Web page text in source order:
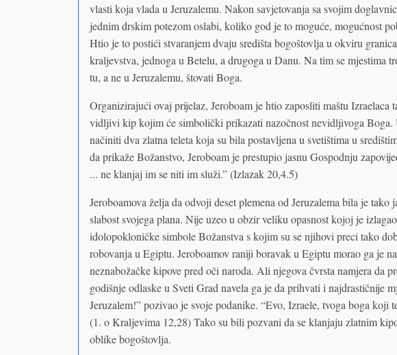
vlasti koja vlada u Jeruzalemu. Nakon savjetovanja sa svojim
jednim drskim potezom oslabi, koliko god je to moguće, mogućnost
Htio je to postići stvaranjem dvaju središta bogoštovlja u okviru
kraljevstva, jednoga u Betelu, a drugoga u Danu. Na tim se mjestima
tu, a ne u Jeruzalemu, štovati Boga.
Organizirajući ovaj prijelaz, Jeroboam je htio zaposliti maštu Izraelaca
vidljivi kip kojim će simbolički prikazati nazočnost nevidljivoga Boga.
načiniti dva zlatna teleta koja su bila postavljena u svetištima u
da prikaže Božanstvo, Jeroboam je prestupio jasnu Gospodnju
... ne klanjaj im se niti im služi.” (Izlazak 20,4.5)
Jeroboamova želja da odvoji deset plemena od Jeruzalema bila je tako
slabost svojega plana. Nije uzeo u obzir veliku opasnost kojoj je
idolopokloničke simbole Božanstva s kojim su se njihovi preci tako
robovanja u Egiptu. Jeroboamov raniji boravak u Egiptu morao ga je
neznabožačke kipove pred oči naroda. Ali njegova čvrsta namjera da
godišnje odlaske u Sveti Grad navela ga je da prihvati i najdrastičnije
Jeruzalem!” pozivao je svoje podanike. “Evo, Izraele, tvoga boga koji
(1. o Kraljevima 12,28) Tako su bili pozvani da se klanjaju zlatnim
oblike bogoštovlja.